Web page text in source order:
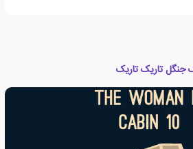
جنگل تاریک تاریک